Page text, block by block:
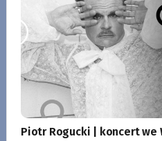
Piotr Rogucki | koncert we